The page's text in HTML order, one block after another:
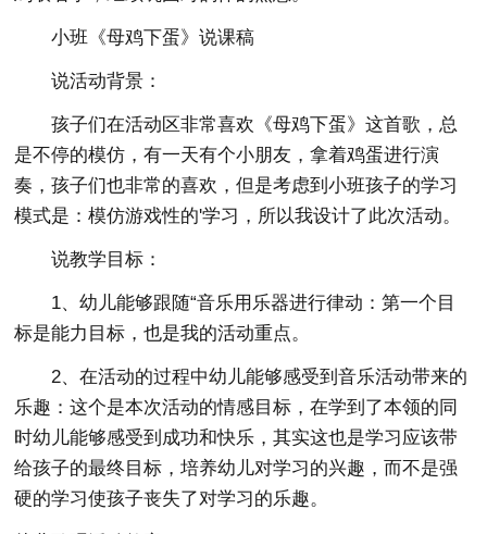
小班《母鸡下蛋》说课稿
说活动背景：
孩子们在活动区非常喜欢《母鸡下蛋》这首歌，总
是不停的模仿，有一天有个小朋友，拿着鸡蛋进行演
奏，孩子们也非常的喜欢，但是考虑到小班孩子的学习
模式是：模仿游戏性的'学习，所以我设计了此次活动。
说教学目标：
1、幼儿能够跟随“音乐用乐器进行律动：第一个目
标是能力目标，也是我的活动重点。
2、在活动的过程中幼儿能够感受到音乐活动带来的
乐趣：这个是本次活动的情感目标，在学到了本领的同
时幼儿能够感受到成功和快乐，其实这也是学习应该带
给孩子的最终目标，培养幼儿对学习的兴趣，而不是强
硬的学习使孩子丧失了对学习的乐趣。